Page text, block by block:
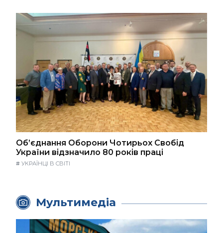
Об’єднання Оборони Чотирьох Свобід
України відзначило 80 років праці
# УКРАЇНЦІ В СВІТІ
Мультимедіа